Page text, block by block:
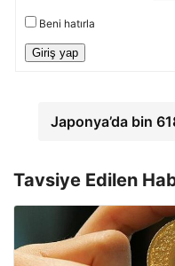
Beni hatırla
Giriş yap
Japonya’da bin
Tavsiye Edilen